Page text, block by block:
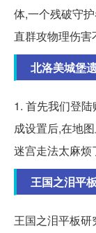
体,一个残破守
直群攻物理伤害
北洛美城堡
1. 首先我们登
成设置后,在地
迷宫走法太麻烦
王国之泪平
王国之泪平板研